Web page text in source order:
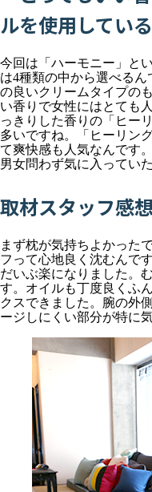
ルを使用してい
今回は「ハーモニー」と
は4種類の中から選べる
の良いクリームタイプの
い香りで女性にはとても
っきりした香りの「ヒー
多いですね。「ヒーリン
て爽快感も人気なんです
男女問わず気に入ってい
取材スタッフ感想
まず枕が気持ちよかった
フって心地良く沈むんで
だいぶ楽になりました。
す。オイルも丁度良くふ
クスできました。腕の外
ージしにくい部分が特に